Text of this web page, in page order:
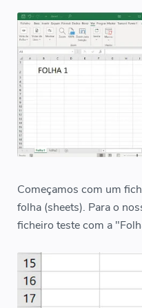
Começamos com um
folha (sheets). Para o
ficheiro teste com a